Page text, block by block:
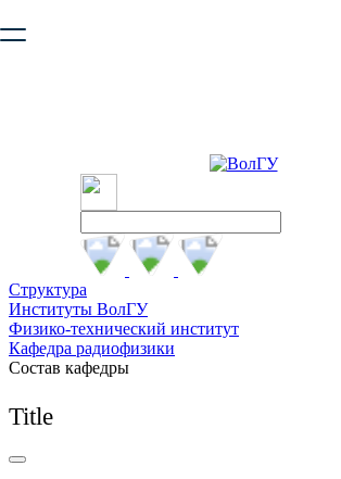
безопасную работу с сайтом. Пожалуйста
Структура
Институты ВолГУ
Физико-технический институт
Кафедра радиофизики
Состав кафедры
Title